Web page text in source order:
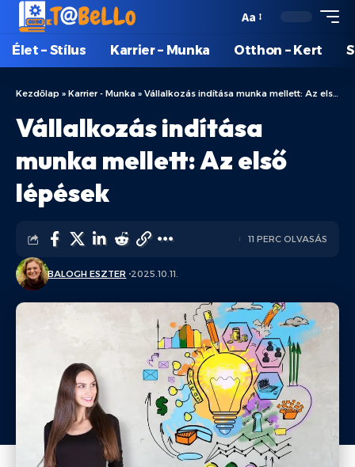
Aa
Élet – Stílus Karrier – Munka Otthon – Kert
Kezdőlap » Karrier - Munka » Vállalkozás indítása munka mellett: Az első lépések
Vállalkozás indítása
munka mellett: Az első
lépések
BALOGH ESZTER 2025.10.11.
11 PERC OLVASÁS